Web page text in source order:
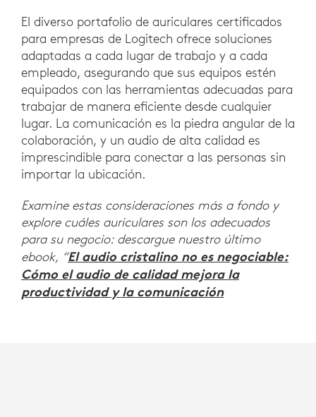
El diverso portafolio de auriculares certificados
para empresas de Logitech ofrece soluciones
adaptadas a cada lugar de trabajo y a cada
empleado, asegurando que sus equipos estén
equipados con las herramientas adecuadas para
trabajar de manera eficiente desde cualquier
lugar. La comunicación es la piedra angular de la
colaboración, y un audio de alta calidad es
imprescindible para conectar a las personas sin
importar la ubicación.
Examine estas consideraciones más a fondo y
explore cuáles auriculares son los adecuados
para su negocio: descargue nuestro último
ebook, “El audio cristalino no es negociable:
Cómo el audio de calidad mejora la
productividad y la comunicación